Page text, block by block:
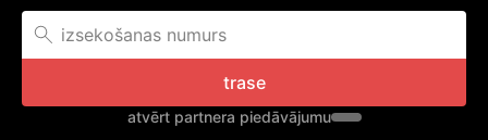
trase
atvērt partnera piedāvājumu